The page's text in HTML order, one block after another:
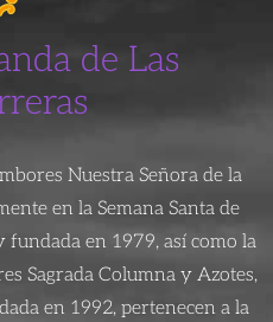
de Las
Nuestra Señora de la
en la Semana Santa de
fundada en 1979, así como la
Sagrada Columna y Azotes,
en 1992, pertenecen a la